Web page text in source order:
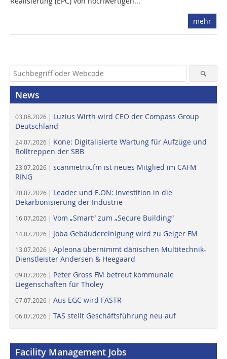
mehr
News
03.08.2026 | Luzius Wirth wird CEO der Compass Group
Deutschland
24.07.2026 | Kone: Digitalisierte Wartung für Aufzüge und
Rolltreppen der SBB
23.07.2026 | scanmetrix.fm ist neues Mitglied im CAFM
RING
20.07.2026 | Leadec und E.ON: Investition in die
Dekarbonisierung der Industrie
16.07.2026 | Vom „Smart“ zum „Secure Building“
14.07.2026 | Joba Gebäudereinigung wird zu Geiger FM
13.07.2026 | Apleona übernimmt dänischen Multitechnik-
Dienstleister Andersen & Heegaard
09.07.2026 | Peter Gross FM betreut kommunale
Liegenschaften für Tholey
07.07.2026 | Aus EGC wird FASTR
06.07.2026 | TAS stellt Geschäftsführung neu auf
Facility Management Jobs